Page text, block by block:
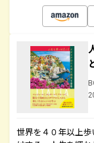
世界を４０年以上